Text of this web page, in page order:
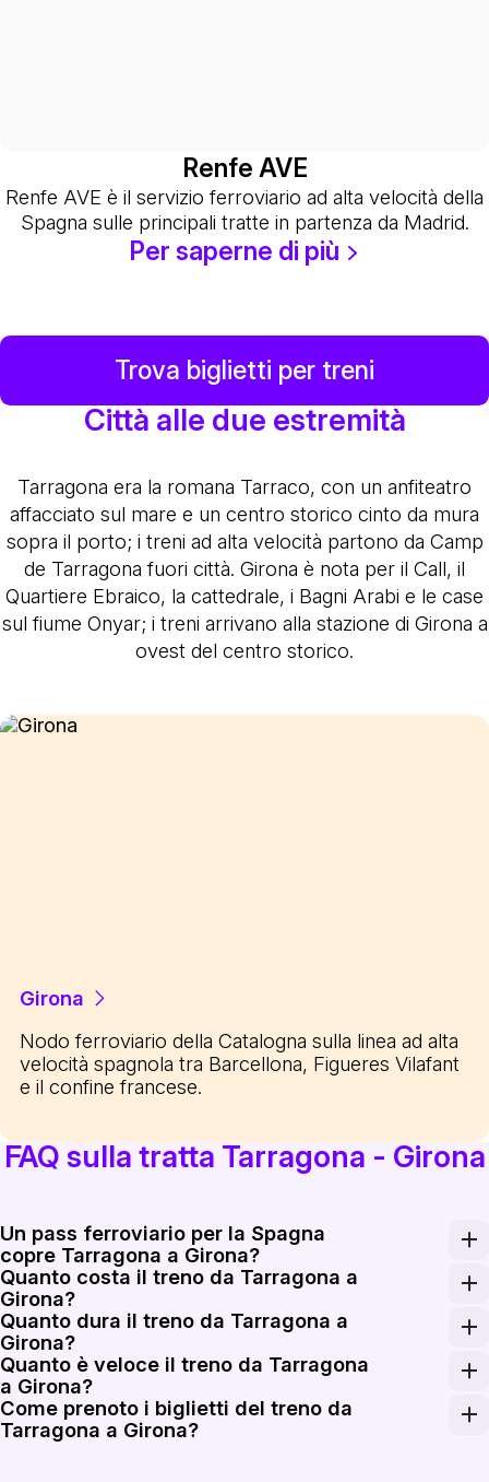
Renfe AVE
Renfe AVE è il servizio ferroviario ad alta velocità della
Spagna sulle principali tratte in partenza da Madrid.
Per saperne di più
Trova biglietti per treni
Città alle due estremità
Tarragona era la romana Tarraco, con un anfiteatro
affacciato sul mare e un centro storico cinto da mura
sopra il porto; i treni ad alta velocità partono da Camp
de Tarragona fuori città. Girona è nota per il Call, il
Quartiere Ebraico, la cattedrale, i Bagni Arabi e le case
sul fiume Onyar; i treni arrivano alla stazione di Girona a
ovest del centro storico.
Girona
Nodo ferroviario della Catalogna sulla linea ad alta
velocità spagnola tra Barcellona, Figueres Vilafant
e il confine francese.
FAQ sulla tratta Tarragona - Girona
Un pass ferroviario per la Spagna
copre Tarragona a Girona?
Il Renfe Spain Pass può essere utilizzato sui treni
Quanto costa il treno da Tarragona a
Girona?
Le tariffe di sola andata da Tarragona a Girona
Quanto dura il treno da Tarragona a
Girona?
I treni diretti ad alta velocità più rapidi da Camp de
Quanto è veloce il treno da Tarragona
a Girona?
I treni AVE sulla rete spagnola ad alta velocità
Come prenoto i biglietti del treno da
Tarragona a Girona?